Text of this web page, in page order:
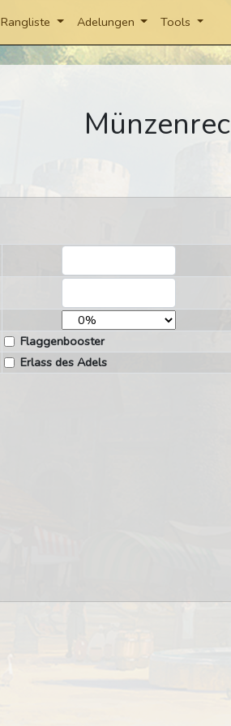
Rangliste Adelungen Tools
Flaggenbooster
Erlass des Adels